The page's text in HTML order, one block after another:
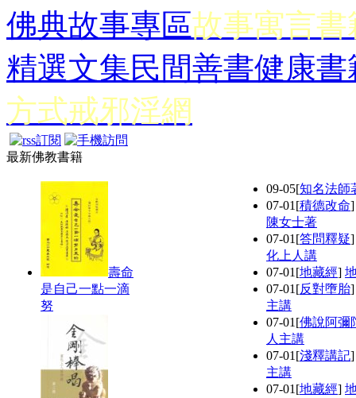
佛典故事專區故事寓言書
精選文集民間善書健康書
方式戒邪淫網
最新佛教書籍
壽命
是自己一點一滴
努
09-05[知名法師
07-01 [積德改命
陳女士著
07-01 [答問釋疑
化上人講
07-01 [地藏經]
07-01 [反對墮胎
主講
07-01 [佛說阿彌
人主講
07-01 [淺釋講記
主講
07-01 [地藏經]